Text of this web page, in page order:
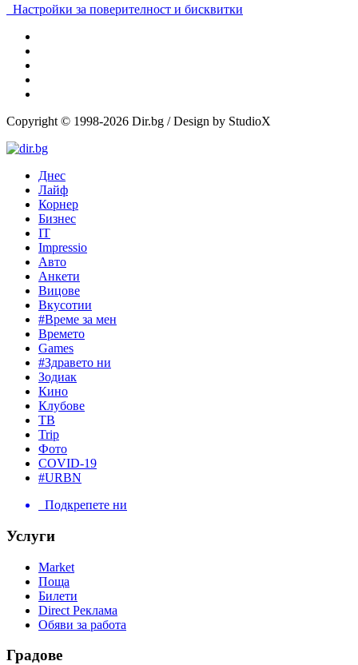
Настройки за поверителност и бисквитки
Copyright © 1998-2026 Dir.bg / Design by StudioX
Днес
Лайф
Корнер
Бизнес
IT
Impressio
Авто
Анкети
Вицове
Вкусотии
#Време за мен
Времето
Games
#Здравето ни
Зодиак
Кино
Клубове
ТВ
Trip
Фото
COVID-19
#URBN
Подкрепете ни
Услуги
Market
Поща
Билети
Direct Реклама
Обяви за работа
Градове